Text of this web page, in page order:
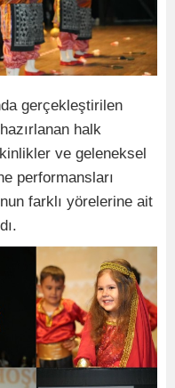
gerçekleştirilen
halk
ve geleneksel
performansları
farklı yörelerine ait